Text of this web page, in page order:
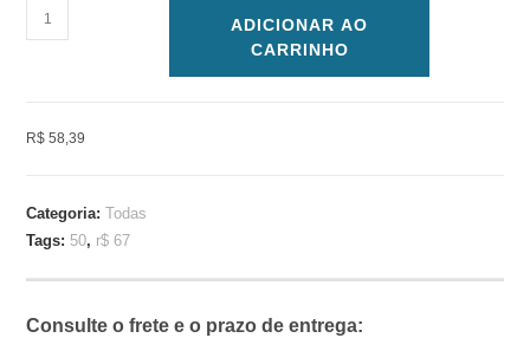
ADICIONAR AO
CARRINHO
R$ 58,39
Categoria:Todas
Tags: 50, r$ 67
Consulte o frete e o prazo de entrega: